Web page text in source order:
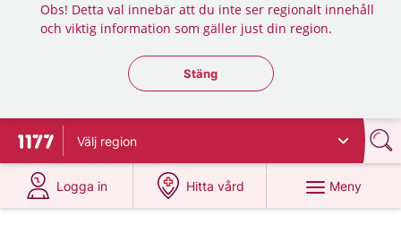
Obs! Detta val innebär att du inte ser regionalt innehåll
och viktig information som gäller just din region.
Stäng regionsväljaren
Stäng
Till startsidan för 1177
Välj region
Logga in
på 1177.se
Hitta vård
på 1177.se
Meny